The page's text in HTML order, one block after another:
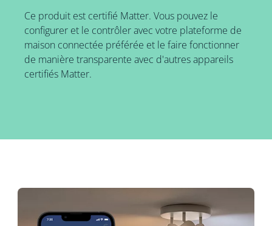
Ce produit est certifié Matter. Vous pouvez le
configurer et le contrôler avec votre plateforme de
maison connectée préférée et le faire fonctionner
de manière transparente avec d'autres appareils
certifiés Matter.